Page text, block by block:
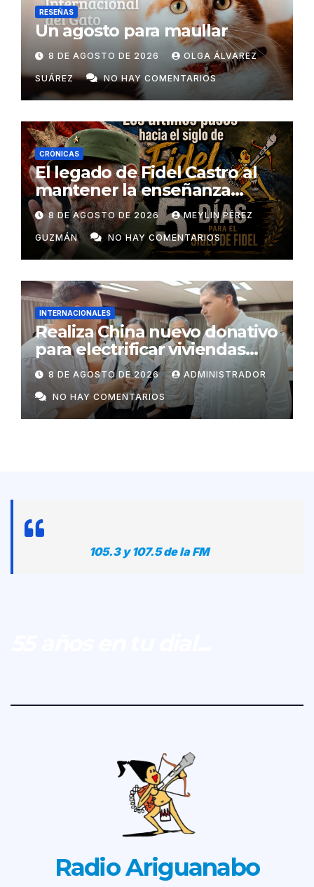
RESEÑAS
Un agosto para maullar
8 DE AGOSTO DE 2026 OLGA ÁLVAREZ
SUÁREZ NO HAY COMENTARIOS
CRÓNICAS
El legado de Fidel Castro al
mantener la enseñanza
como un derecho universal
8 DE AGOSTO DE 2026 MEYLIN PÉREZ
GUZMÁN NO HAY COMENTARIOS
INTERNACIONALES
Realiza China nuevo donativo
para electrificar viviendas
rurales aisladas y garantizar
respaldo energético a
centros vitales
8 DE AGOSTO DE 2026 ADMINISTRADOR
NO HAY COMENTARIOS
105.3 y 107.5 de la FM
Radio Ariguanabo